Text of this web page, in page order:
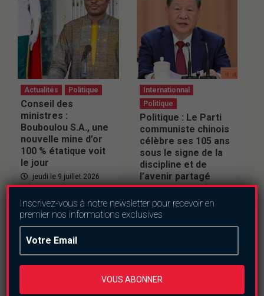
Actualités Politique
Conseil des
ministres :
Bouboulou S.A., une
nouvelle mine d’or
100 % étatique voit
le jour
jeudi le 9 juillet 2026
Internationnal
Politique
Politique : Le Parti
communiste chinois
célèbre ses 105 ans
sous le signe de la
discipline et de
l’avenir partagé
Inscrivez-vous à notre newsletter pour recevoir en
premier nos informations exclusives
VOUS ABONNER